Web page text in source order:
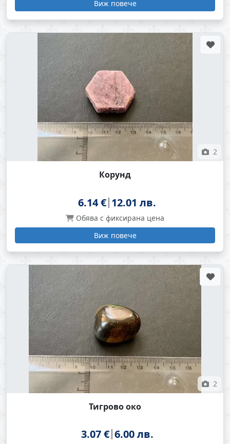
Виж повече
2
Корунд
6.14 € 12.01 лв.
Обява с фиксирана цена
Виж повече
2
Тигрово око
3.07 € 6.00 лв.